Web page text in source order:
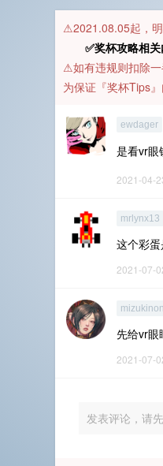
⚠️2021.08.05起，
✅奖杯攻略相
⚠️如有违规则扣除
为保证『奖杯Tips
ewdager
是看vr眼
2021-04-
mrlynx13
这个彩
2021-07-
先给vr眼
2021-07-
发表评论，请先